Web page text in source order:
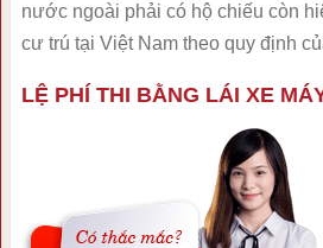
nước ngoài phải có hộ chiếu còn
cư trú tại Việt Nam theo quy định
LỆ PHÍ THI BẰNG LÁI XE